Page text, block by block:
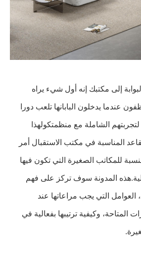
إلى مكتبك إنه أول شيء يراه
عندما يدخلون البابانها تلعب دورا
الشاملة مع منظمتكولهذا
المناسبة في مكتب الاستقبال أمر
للمكاتب الصغيرة التي تكون فيها
المدونة سوف تركز على فهم
العوامل التي يجب مراعاتها عند
المتاحة، وكيفية ترتيبها بفعالية في